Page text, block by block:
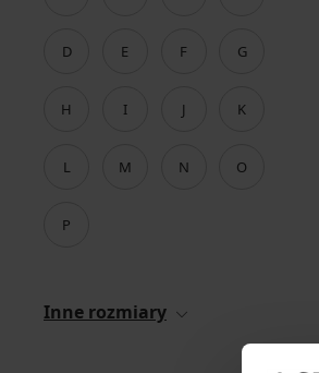
D E F G
H I J K
L M N O
P
Inne rozmiary